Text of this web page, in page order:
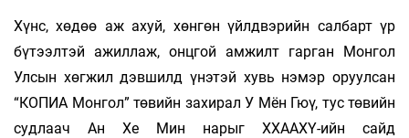
Хүнс, хөдөө аж ахуй, хөнгөн үйлдвэрийн салбарт үр
бүтээлтэй ажиллаж, онцгой амжилт гарган Монгол
Улсын хөгжил дэвшилд үнэтэй хувь нэмэр оруулсан
“КОПИА Монгол” төвийн захирал У Мён Гюү, тус төвийн
судлаач Ан Хе Мин нарыг ХХААХҮ-ийн сайд